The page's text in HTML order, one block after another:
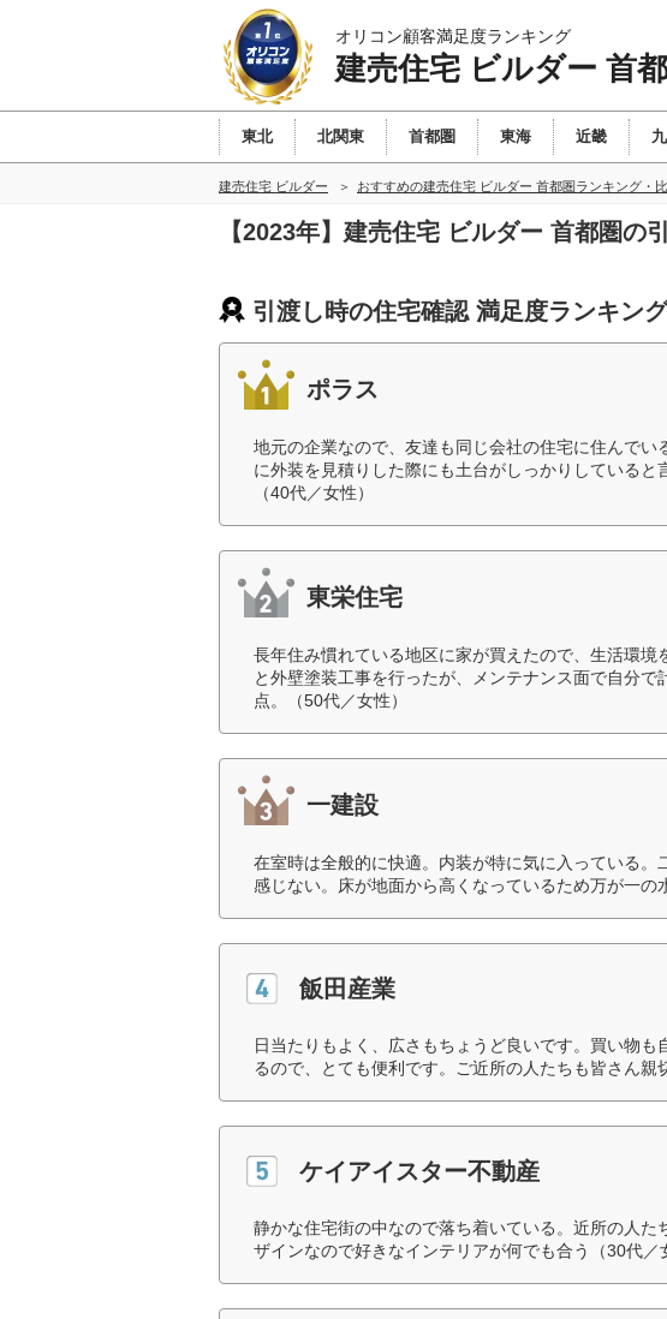
オリコン顧客満足度ランキング
建売住宅 ビルダー 首
東北 北関東 首都圏 東海 近畿
建売住宅 ビルダー おすすめの建売住宅 ビルダー 首都圏ランキング・
【2023年】建売住宅 ビルダー 首都圏の
引渡し時の住宅確認 満足度ランキング
ポラス
地元の企業なので、友達も同じ会社の住宅に住んで
に外装を見積りした際にも土台がしっかりしていると
（40代／女性）
東栄住宅
長年住み慣れている地区に家が買えたので、生活環
と外壁塗装工事を行ったが、メンテナンス面で自分
点。（50代／女性）
一建設
在室時は全般的に快適。内装が特に気に入っている
感じない。床が地面から高くなっているため万が一の
飯田産業
日当たりもよく、広さもちょうど良いです。買い物
るので、とても便利です。ご近所の人たちも皆さん親
ケイアイスター不動産
静かな住宅街の中なので落ち着いている。近所の人
ザインなので好きなインテリアが何でも合う（30代／